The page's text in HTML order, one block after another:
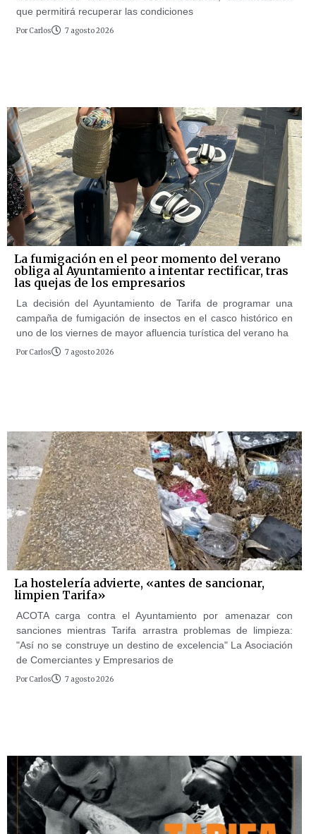
que permitirá recuperar las condiciones
Por Carlos 7 agosto 2026
La fumigación en el peor momento del verano
obliga al Ayuntamiento a intentar rectificar, tras
las quejas de los empresarios
La decisión del Ayuntamiento de Tarifa de programar una
campaña de fumigación de insectos en el casco histórico en
uno de los viernes de mayor afluencia turística del verano ha
Por Carlos 7 agosto 2026
La hostelería advierte, «antes de sancionar,
limpien Tarifa»
ACOTA carga contra el Ayuntamiento por amenazar con
sanciones mientras Tarifa arrastra problemas de limpieza:
"Así no se construye un destino de excelencia" La Asociación
de Comerciantes y Empresarios de
Por Carlos 7 agosto 2026